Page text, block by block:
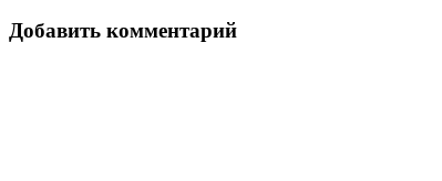
Добавить комментарий